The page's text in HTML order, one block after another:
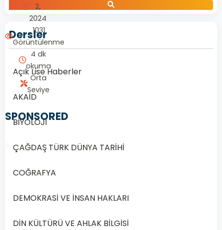
2,
2024
1031
Görüntülenme
4 dk
okuma
Orta
Seviye
SPONSORED
Dersler
Açık Lise Haberler
AKAİD
BİYOLOJİ
ÇAĞDAŞ TÜRK DÜNYA TARİHİ
COĞRAFYA
DEMOKRASİ VE İNSAN HAKLARI
DİN KÜLTÜRÜ VE AHLAK BİLGİSİ